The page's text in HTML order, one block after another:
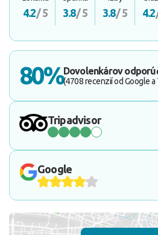
4.2/ 5 3.8/ 5 3.8/ 5 4.2
80%Dovolenkárov
(4708 recenzií od Google a
Tripadvisor
Google